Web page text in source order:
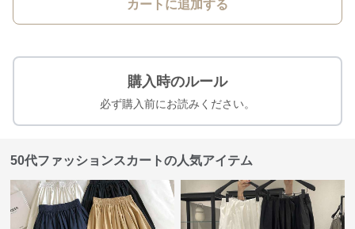
カートに追加する
購入時のルール
必ず購入前にお読みください。
50代ファッションスカートの人気アイテム